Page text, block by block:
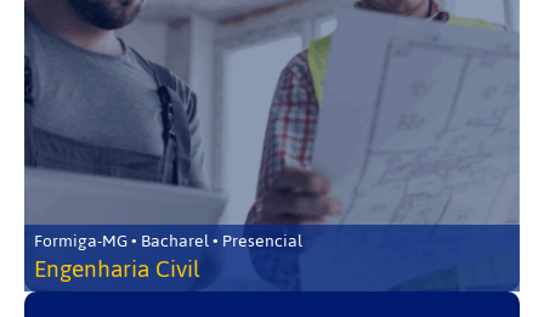
Formiga-MG • Bacharel • Presencial
Engenharia Civil